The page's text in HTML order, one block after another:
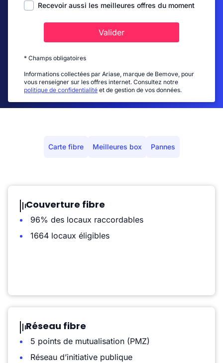
Recevoir aussi les meilleures offres du moment
Valider
* Champs obligatoires
Informations collectées par Ariase, marque de Bemove, pour
vous renseigner sur les offres internet. Consultez notre
politique de confidentialité et de gestion de vos données.
Carte fibre Meilleures box Pannes
Couverture fibre
96% des locaux raccordables
1664 locaux éligibles
Réseau fibre
5 points de mutualisation (PMZ)
Réseau d’initiative publique